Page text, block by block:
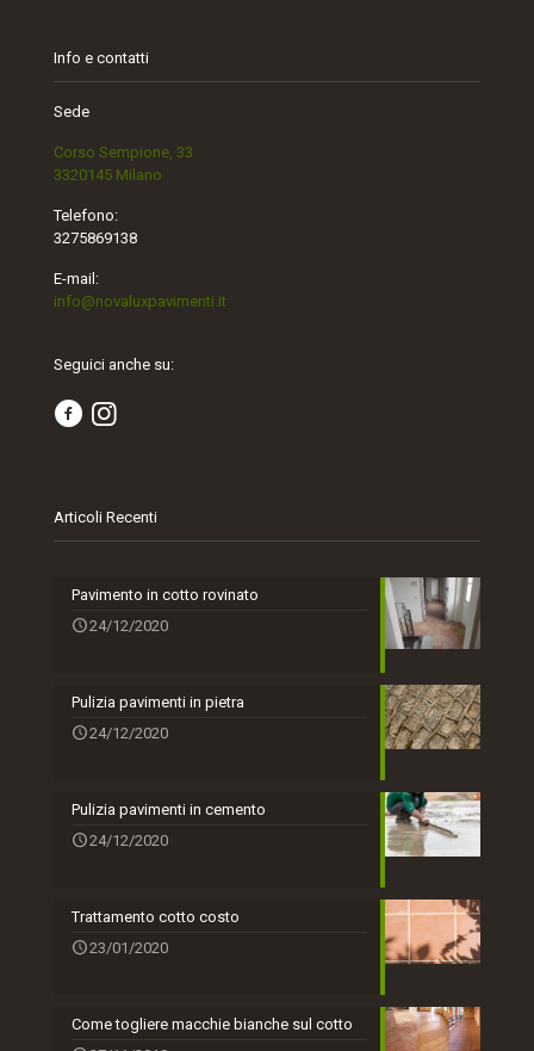
Info e contatti
Sede
Corso Sempione, 33
3320145 Milano
Telefono:
3275869138
E-mail:
info@novaluxpavimenti.it
Seguici anche su:
Articoli Recenti
Pavimento in cotto rovinato
24/12/2020
Pulizia pavimenti in pietra
24/12/2020
Pulizia pavimenti in cemento
24/12/2020
Trattamento cotto costo
23/01/2020
Come togliere macchie bianche sul cotto